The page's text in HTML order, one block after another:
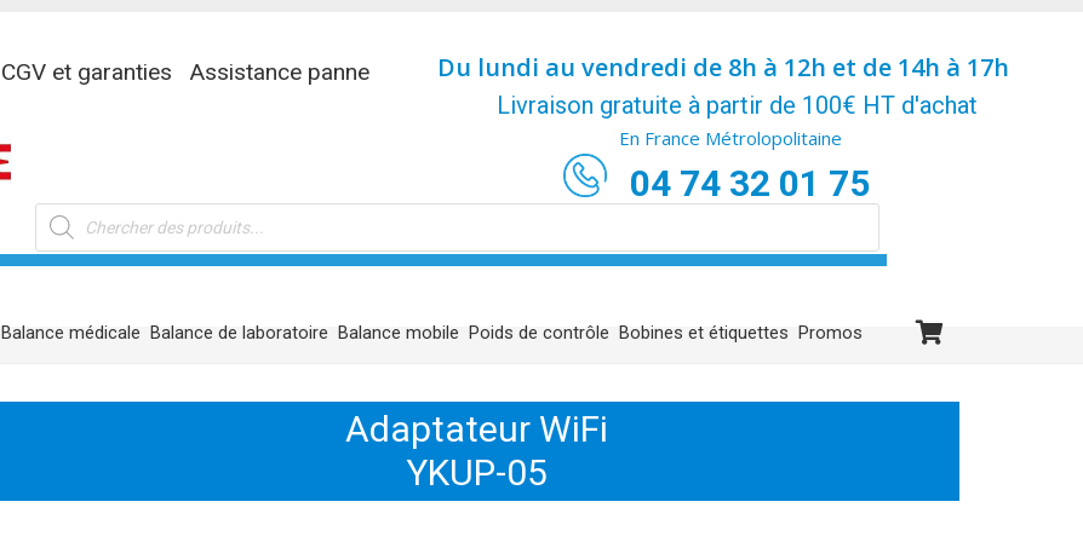
CGV et garanties Assistance panne
04 74 32 01 75
Du lundi au vendredi de 8h à 12h et de 14h à 17h
Recherche
de
En France Métrolopolitaine
Livraison gratuite à partir de 100€ HT d'achat
Balance médicale Balance de laboratoire Balance mobile Poids de contrôle Bobines et étiquettes Promos
Adaptateur WiFi
YKUP-05